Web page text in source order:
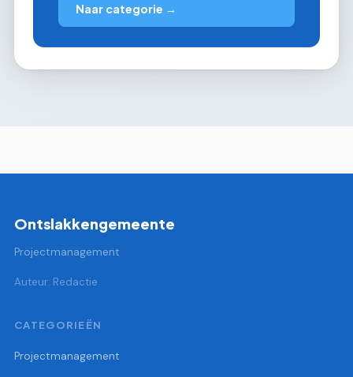
Naar categorie →
Ontslakkengemeente
Projectmanagement
Auteur: Redactie
CATEGORIEËN
Projectmanagement